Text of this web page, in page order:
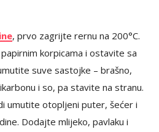
, prvo zagrijte rernu na 200°C.
korpicama i ostavite sa
suve sastojke – brašno,
i so, pa stavite na stranu.
umutite otopljeni puter, šećer i
Dodajte mlijeko, pavlaku i